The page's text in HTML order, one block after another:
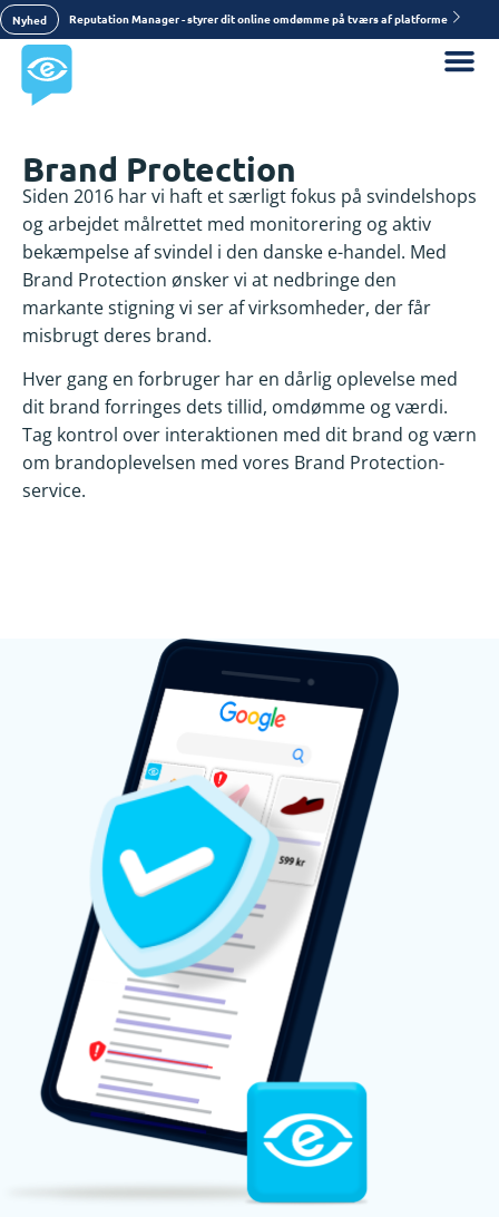
Nyhed Reputation Manager - styrer dit online omdømme på tværs af platforme
Brand Protection
Siden 2016 har vi haft et særligt fokus på svindelshops
og arbejdet målrettet med monitorering og aktiv
bekæmpelse af svindel i den danske e-handel. Med
Brand Protection ønsker vi at nedbringe den
markante stigning vi ser af virksomheder, der får
misbrugt deres brand.
Hver gang en forbruger har en dårlig oplevelse med
dit brand forringes dets tillid, omdømme og værdi.
Tag kontrol over interaktionen med dit brand og værn
om brandoplevelsen med vores Brand Protection-
service.